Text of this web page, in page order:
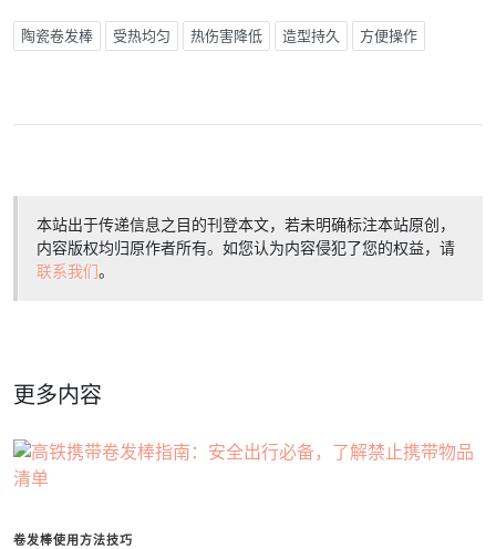
陶瓷卷发棒 受热均匀 热伤害降低 造型持久 方便操作
本站出于传递信息之目的刊登本文，若未明确标注本站原创，
内容版权均归原作者所有。如您认为内容侵犯了您的权益，请
联系我们。
更多内容
卷发棒使用方法技巧